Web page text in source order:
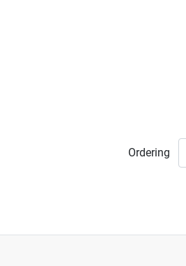
Ordering